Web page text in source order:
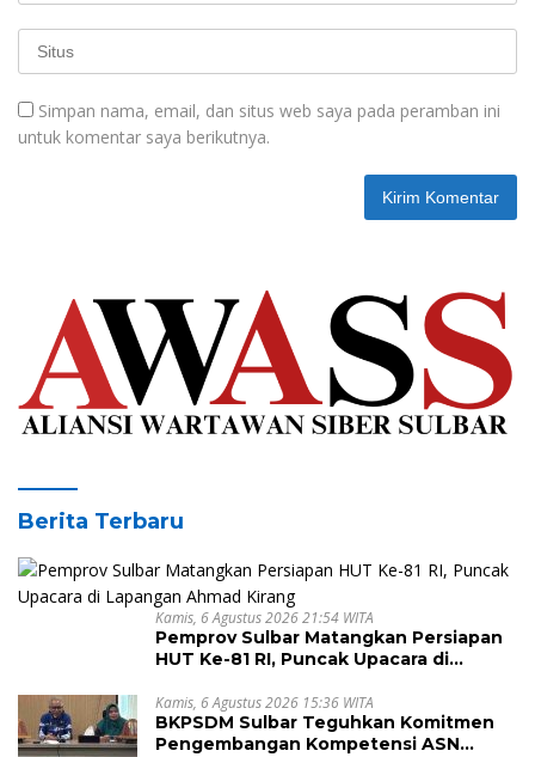
Simpan nama, email, dan situs web saya pada peramban ini
untuk komentar saya berikutnya.
Berita Terbaru
Kamis, 6 Agustus 2026 21:54 WITA
Pemprov Sulbar Matangkan Persiapan
HUT Ke-81 RI, Puncak Upacara di
Kamis, 6 Agustus 2026 15:36 WITA
BKPSDM Sulbar Teguhkan Komitmen
Pengembangan Kompetensi ASN